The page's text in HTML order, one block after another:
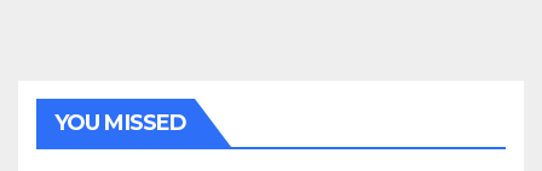
YOU MISSED